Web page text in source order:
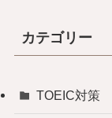
カテゴリー
TOEIC対策